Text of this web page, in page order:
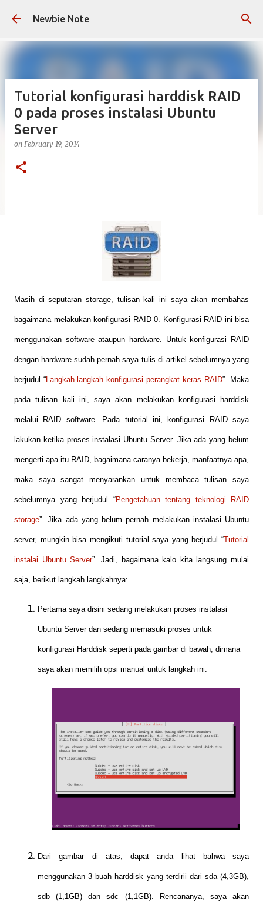
Skip to main content
Newbie Note
Tutorial konfigurasi harddisk RAID
0 pada proses instalasi Ubuntu
Server
on February 19, 2014
Masih di seputaran storage, tulisan kali ini saya akan membahas
bagaimana melakukan konfigurasi RAID 0. Konfigurasi RAID ini bisa
menggunakan software ataupun hardware. Untuk konfigurasi RAID
dengan hardware sudah pernah saya tulis di artikel sebelumnya yang
berjudul “Langkah-langkah konfigurasi perangkat keras RAID”. Maka
pada tulisan kali ini, saya akan melakukan konfigurasi harddisk
melalui RAID software. Pada tutorial ini, konfigurasi RAID saya
lakukan ketika proses instalasi Ubuntu Server. Jika ada yang belum
mengerti apa itu RAID, bagaimana caranya bekerja, manfaatnya apa,
maka saya sangat menyarankan untuk membaca tulisan saya
sebelumnya yang berjudul “Pengetahuan tentang teknologi RAID
storage”. Jika ada yang belum pernah melakukan instalasi Ubuntu
server, mungkin bisa mengikuti tutorial saya yang berjudul “Tutorial
instalai Ubuntu Server”. Jadi, bagaimana kalo kita langsung mulai
saja, berikut langkah langkahnya:
Pertama saya disini sedang melakukan proses instalasi
Ubuntu Server dan sedang memasuki proses untuk
konfigurasi Harddisk seperti pada gambar di bawah, dimana
saya akan memilih opsi manual untuk langkah ini:
Dari gambar di atas, dapat anda lihat bahwa saya
menggunakan 3 buah harddisk yang terdirii dari sda (4,3GB),
sdb (1,1GB) dan sdc (1,1GB). Rencananya, saya akan